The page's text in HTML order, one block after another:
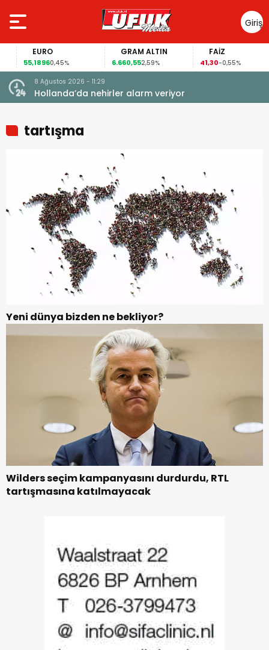
Giriş
Yap
EURO
55,18960,45%
GRAM ALTIN
6.660,552,59%
FAİZ
41,30-0,55%
8 Ağustos 2026 - 11:29
Hollanda’da nehirler alarm veriyor
tartışma
Yeni dünya bizden ne bekliyor?
Wilders seçim kampanyasını durdurdu, RTL
tartışmasına katılmayacak